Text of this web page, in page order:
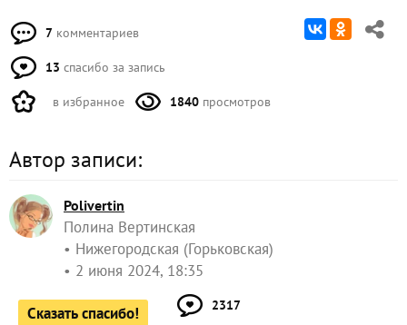
7 комментариев
13 спасибо за запись
в избранное 1840 просмотров
Автор записи:
Polivertin
Полина Вертинская
Нижегородская (Горьковская)
2 июня 2024, 18:35
Сказать спасибо! 2317